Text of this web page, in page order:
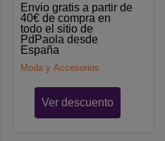
Envio gratis a partir de
40€ de compra en
todo el sitio de
PdPaola desde
España
Moda y Accesorios
Ver descuento